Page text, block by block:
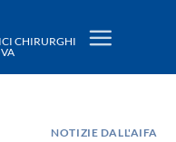
CHIRURGHI
NOTIZIE DALL'AIFA